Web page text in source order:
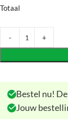
Totaal
Bestel nu!
Jouw